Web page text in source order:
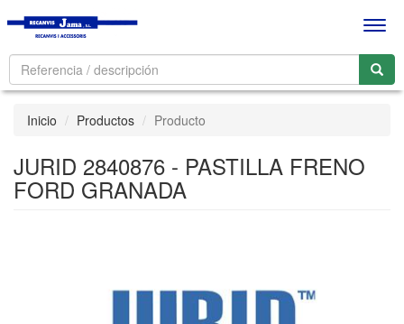
Inicio Productos Producto
JURID 2840876 - PASTILLA FRENO
FORD GRANADA